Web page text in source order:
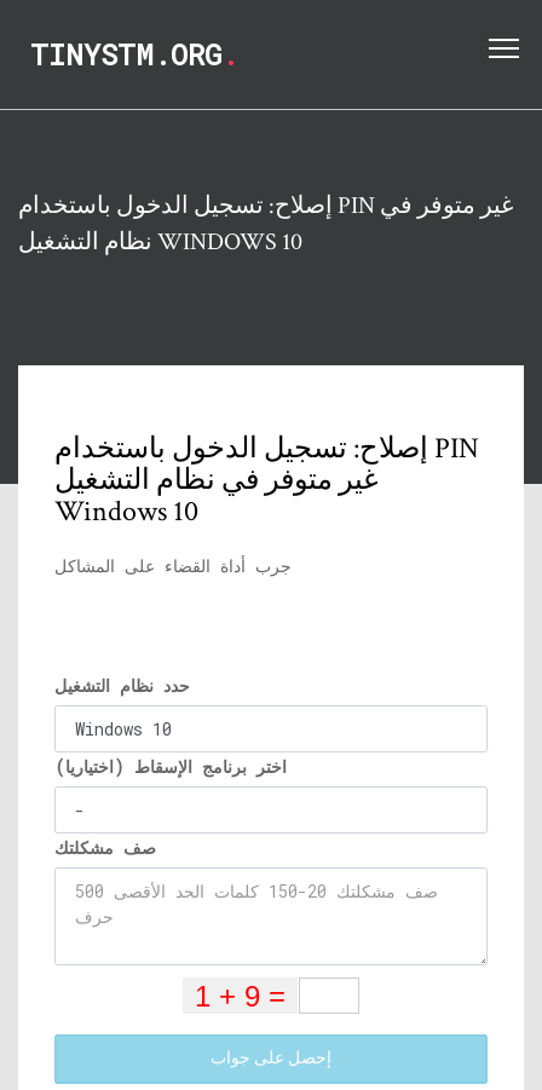
TINYSTM.ORG.
إصلاح: تسجيل الدخول باستخدام PIN غير متوفر في
نظام التشغيل WINDOWS 10
إصلاح: تسجيل الدخول باستخدام PIN
غير متوفر في نظام التشغيل
Windows 10
جرب أداة القضاء على المشاكل
حدد نظام التشغيل
اختر برنامج الإسقاط (اختياريا)
صف مشكلتك
إحصل على جواب